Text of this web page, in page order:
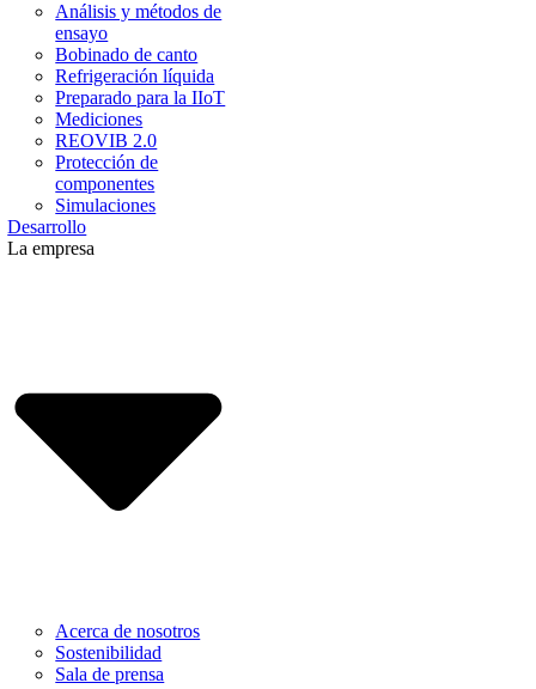
Análisis y métodos de
ensayo
Bobinado de canto
Refrigeración líquida
Preparado para la IIoT
Mediciones
REOVIB 2.0
Protección de
componentes
Simulaciones
Desarrollo
La empresa
Acerca de nosotros
Sostenibilidad
Sala de prensa